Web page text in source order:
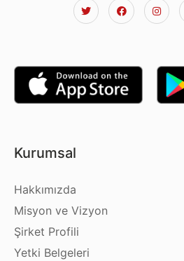
Kurumsal
Hakkımızda
Misyon ve Vizyon
Şirket Profili
Yetki Belgeleri